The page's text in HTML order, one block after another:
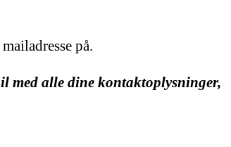
på.
med alle dine kontaktoplysninger,